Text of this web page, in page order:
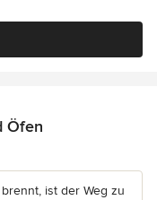
Öfen
ist der Weg zu